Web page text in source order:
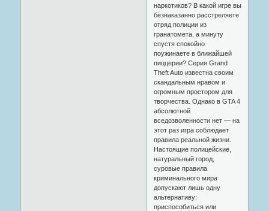
наркотиков? В какой игре вы
безнаказанно расстреляете
отряд полиции из
гранатомета, а минуту
спустя спокойно
поужинаете в ближайшей
пиццерии? Серия Grand
Theft Auto известна своим
скандальным нравом и
огромным простором для
творчества. Однако в GTA 4
абсолютной
вседозволенности нет — на
этот раз игра соблюдает
правила реальной жизни.
Настоящие полицейские,
натуральный город,
суровые правила
криминального мира
допускают лишь одну
альтернативу:
приспособиться или